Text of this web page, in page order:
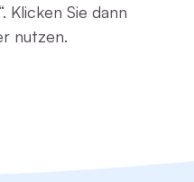
Klicken Sie dann
nutzen.